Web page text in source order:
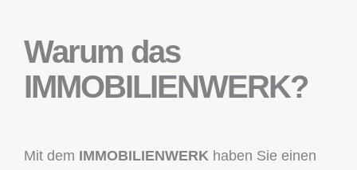
Warum das
IMMOBILIENWERK?
Mit dem IMMOBILIENWERK haben Sie einen